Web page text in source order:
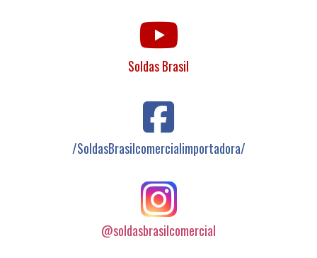
Soldas Brasil
/SoldasBrasilcomercialimportadora/
@soldasbrasilcomercial